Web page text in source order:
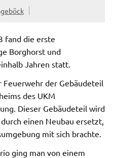
fand die erste
Borghorst und
Jahren statt.
Feuerwehr der Gebäudeteil
des UKM
Dieser Gebäudeteil wird
einen Neubau ersetzt,
mit sich brachte.
ging man von einem